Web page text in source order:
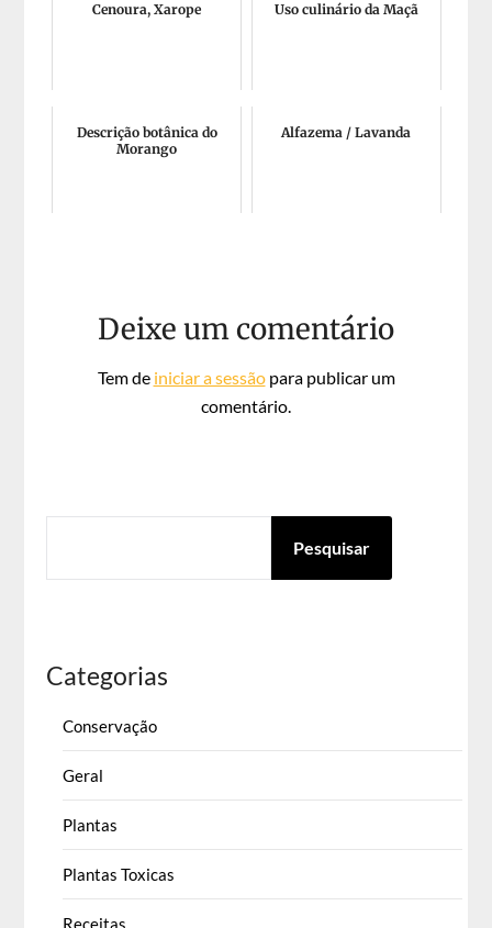
Cenoura, Xarope Uso culinário da Maçã
Descrição botânica do
Morango
Alfazema / Lavanda
Deixe um comentário
Tem de iniciar a sessãopara publicar um
comentário.
Pesquisar
Categorias
Conservação
Geral
Plantas
Plantas Toxicas
Receitas